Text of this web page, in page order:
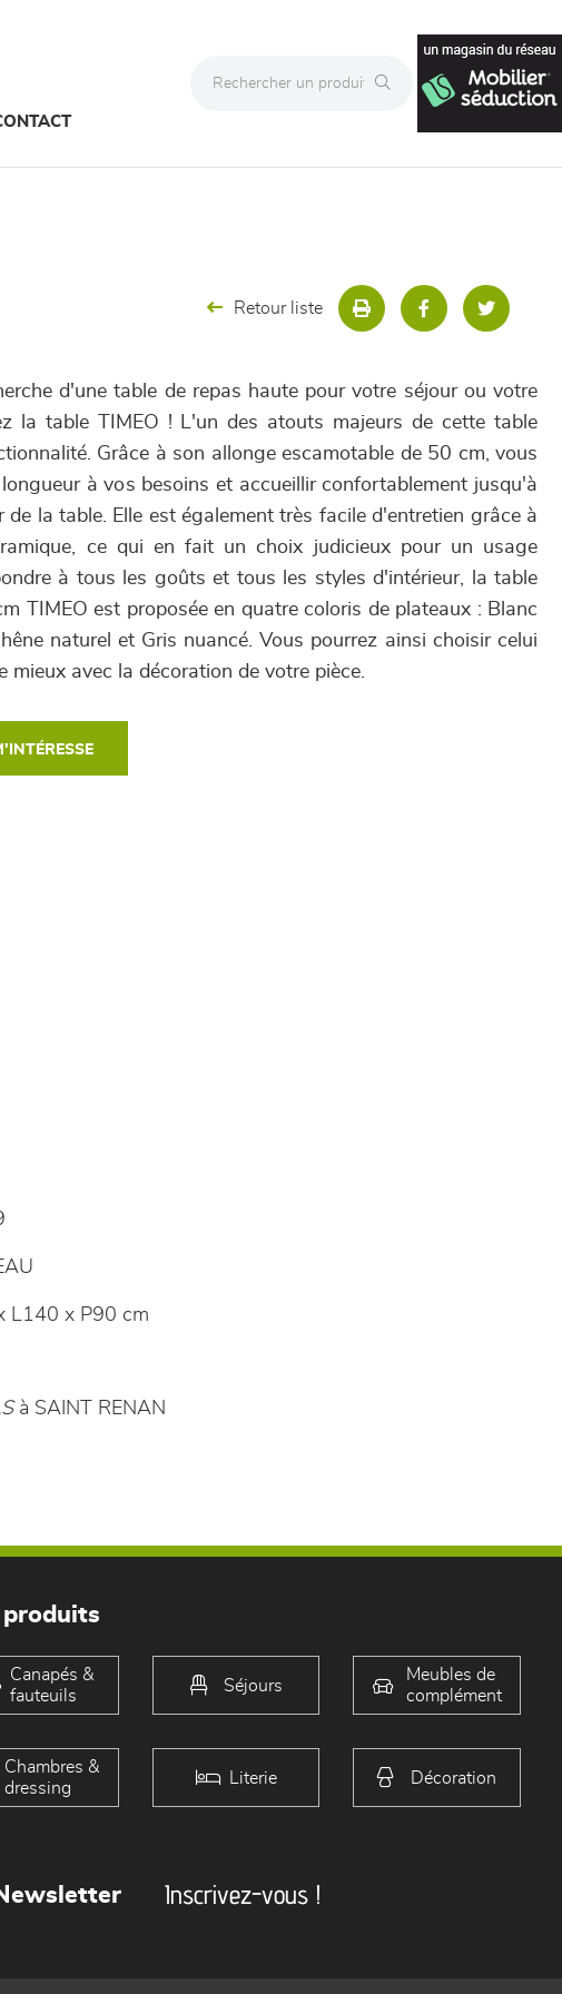
Retour liste
d'une table de repas haute pour votre séjour ou votre
la table TIMEO ! L'un des atouts majeurs de cette table
Grâce à son allonge escamotable de 50 cm, vous
à vos besoins et accueillir confortablement jusqu'à
de la table. Elle est également très facile d'entretien grâce à
ce qui en fait un choix judicieux pour un usage
à tous les goûts et tous les styles d'intérieur, la table
TIMEO est proposée en quatre coloris de plateaux : Blanc
naturel et Gris nuancé. Vous pourrez ainsi choisir celui
mieux avec la décoration de votre pièce.
L140 x P90 cm
à SAINT RENAN
produits
Canapés &
fauteuils
Séjours
Meubles de
complément
Chambres &
dressing
Literie Décoration
Inscrivez-vous !